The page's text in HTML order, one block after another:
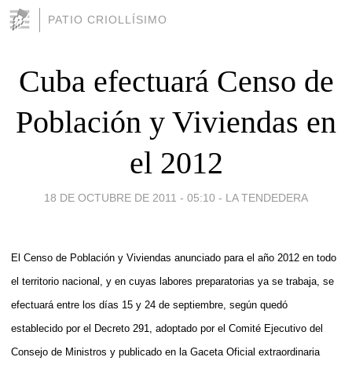
PATIO CRIOLLÍSIMO
Cuba efectuará Censo de
Población y Viviendas en
el 2012
18 DE OCTUBRE DE 2011 - 05:10 - LA TENDEDERA
El Censo de Población y Viviendas anunciado para el año 2012 en todo
el territorio nacional, y en cuyas labores preparatorias ya se trabaja, se
efectuará entre los días 15 y 24 de septiembre, según quedó
establecido por el Decreto 291, adoptado por el Comité Ejecutivo del
Consejo de Ministros y publicado en la Gaceta Oficial extraordinaria